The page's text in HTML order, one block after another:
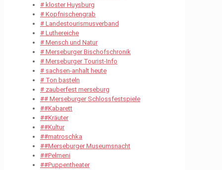
# kloster Huysburg
# Kopfnischengrab
# Landestourismusverband
# Luthereiche
# Mensch und Natur
# Merseburger Bischofschronik
# Merseburger Tourist-Info
# sachsen-anhalt heute
# Ton basteln
# zauberfest merseburg
## Merseburger Schlossfestspiele
##Kabarett
##Kräuter
##Kultur
##matroschka
##Merseburger Museumsnacht
##Pelmeni
##Puppentheater